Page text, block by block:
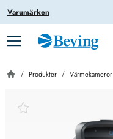
Varumärken
Produkter Värmekameror